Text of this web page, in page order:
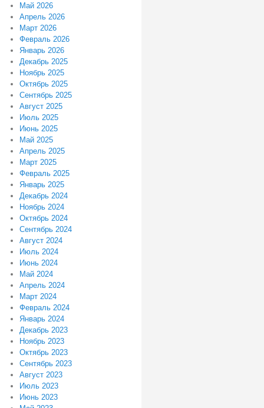
Май 2026
Апрель 2026
Март 2026
Февраль 2026
Январь 2026
Декабрь 2025
Ноябрь 2025
Октябрь 2025
Сентябрь 2025
Август 2025
Июль 2025
Июнь 2025
Май 2025
Апрель 2025
Март 2025
Февраль 2025
Январь 2025
Декабрь 2024
Ноябрь 2024
Октябрь 2024
Сентябрь 2024
Август 2024
Июль 2024
Июнь 2024
Май 2024
Апрель 2024
Март 2024
Февраль 2024
Январь 2024
Декабрь 2023
Ноябрь 2023
Октябрь 2023
Сентябрь 2023
Август 2023
Июль 2023
Июнь 2023